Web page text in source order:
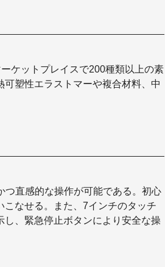
ケットプレイスで200種類以上の素
塑性エラストマーや複合材料、中
つ直感的な操作が可能である。初心
なせる。また、7インチのタッチ
し、緊急停止ボタンにより安全な操